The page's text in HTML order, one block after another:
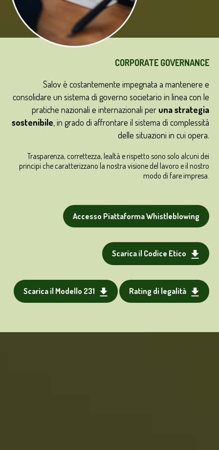
CORPORATE GOVERNANCE
Salov è costantemente impegnata a mantenere e
consolidare un sistema di governo societario in linea con le
pratiche nazionali e internazionali per una strategia
sostenibile , in grado di affrontare il sistema di complessità
delle situazioni in cui opera.
Trasparenza, correttezza, lealtà e rispetto sono solo alcuni dei
principi che caratterizzano la nostra visione del lavoro e il nostro
modo di fare impresa.
Accesso Piattaforma Whistleblowing
Scarica il Codice Etico
Scarica il Modello 231 Rating di legalità